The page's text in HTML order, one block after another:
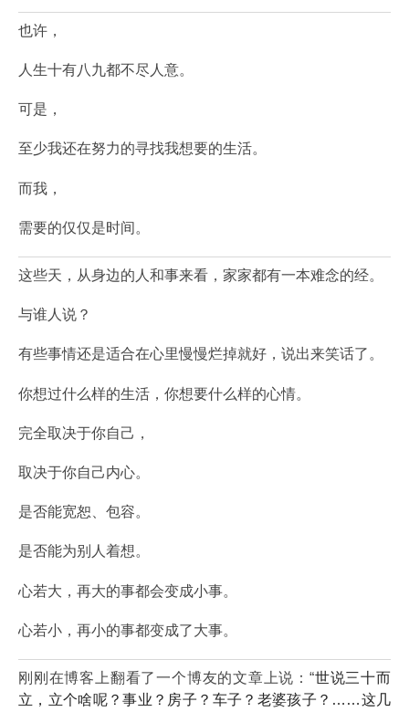
也许，
人生十有八九都不尽人意。
可是，
至少我还在努力的寻找我想要的生活。
而我，
需要的仅仅是时间。
这些天，从身边的人和事来看，家家都有一本难念的经。
与谁人说？
有些事情还是适合在心里慢慢烂掉就好，说出来笑话了。
你想过什么样的生活，你想要什么样的心情。
完全取决于你自己，
取决于你自己内心。
是否能宽恕、包容。
是否能为别人着想。
心若大，再大的事都会变成小事。
心若小，再小的事都变成了大事。
刚刚在博客上翻看了一个博友的文章上说：“世说三十而
立，立个啥呢？事业？房子？车子？老婆孩子？……这几